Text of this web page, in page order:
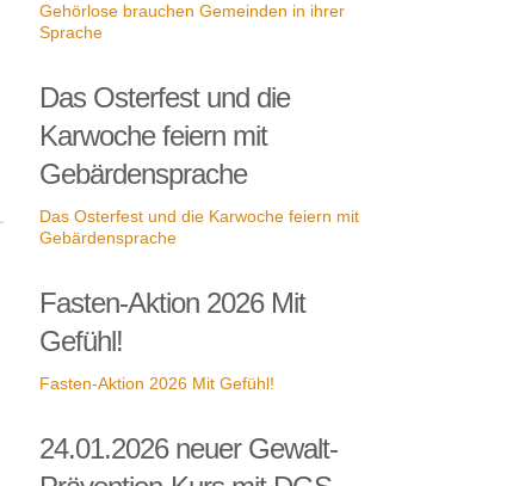
Gehörlose brauchen Gemeinden in ihrer
Sprache
Das Osterfest und die
Karwoche feiern mit
Gebärdensprache
Das Osterfest und die Karwoche feiern mit
Gebärdensprache
Fasten-Aktion 2026 Mit
Gefühl!
Fasten-Aktion 2026 Mit Gefühl!
24.01.2026 neuer Gewalt-